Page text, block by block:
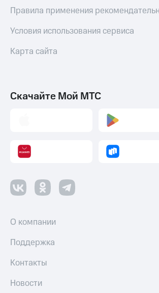
Правила применения
Условия использования сервиса
Карта сайта
Скачайте Мой МТС
О компании
Поддержка
Контакты
Новости